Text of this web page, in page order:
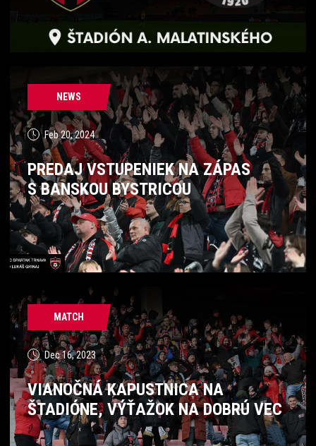
NEWS
Feb 20, 2024
PREDAJ VSTUPENIEK NA ZÁPAS
S BANSKOU BYSTRICOU
MATCH
Dec 16, 2023
VIANOČNÁ KAPUSTNICA NA
ŠTADIÓNE, VÝŤAŽOK NA DOBRÚ VEC